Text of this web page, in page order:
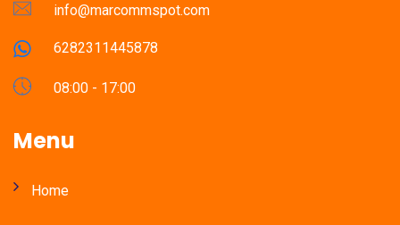
info@marcommspot.com
6282311445878
08:00 - 17:00
Menu
Home